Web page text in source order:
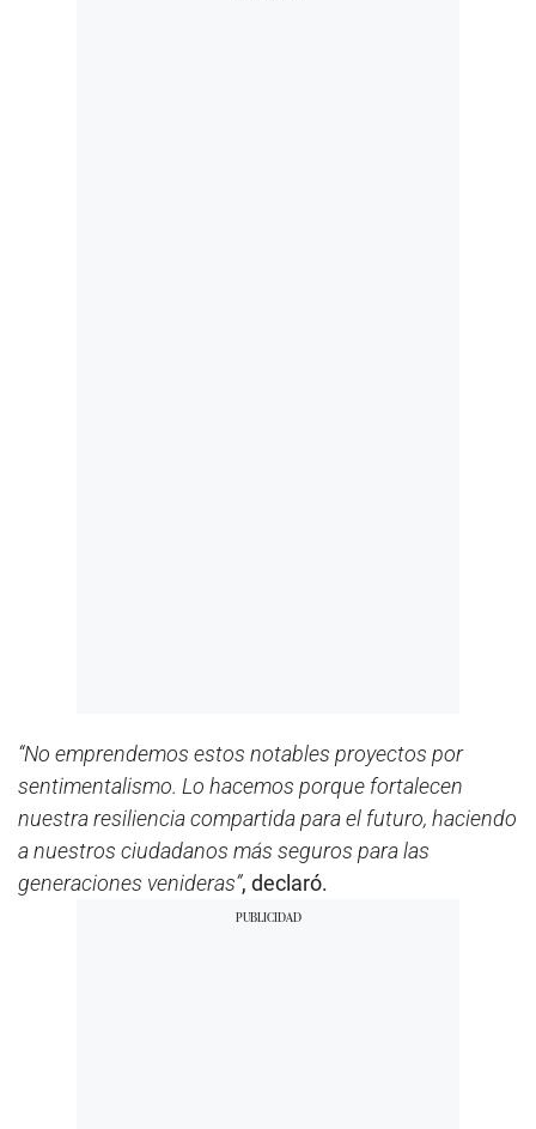
“No emprendemos estos notables proyectos por
sentimentalismo. Lo hacemos porque fortalecen
nuestra resiliencia compartida para el futuro, haciendo
a nuestros ciudadanos más seguros para las
generaciones venideras”, declaró.